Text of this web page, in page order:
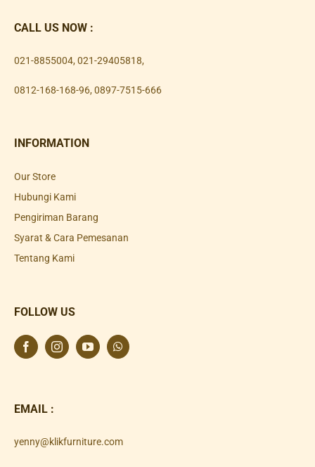
CALL US NOW :
021-8855004, 021-29405818,
0812-168-168-96, 0897-7515-666
INFORMATION
Our Store
Hubungi Kami
Pengiriman Barang
Syarat & Cara Pemesanan
Tentang Kami
FOLLOW US
EMAIL :
yenny@klikfurniture.com